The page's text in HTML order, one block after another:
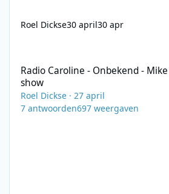
Roel Dickse30 april30 apr
Radio Caroline - Onbekend -
show
Roel Dickse ·27 april
7 antwoorden697 weergaven